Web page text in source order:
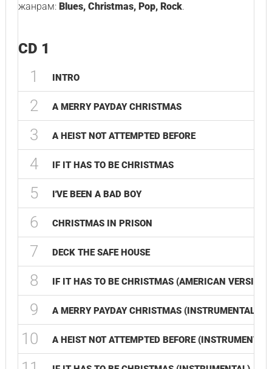
жанрам: Blues, Christmas, Pop, Rock.
CD 1
1 INTRO
2 A MERRY PAYDAY CHRISTMAS
3 A HEIST NOT ATTEMPTED BEFORE
4 IF IT HAS TO BE CHRISTMAS
5 I'VE BEEN A BAD BOY
6 CHRISTMAS IN PRISON
7 DECK THE SAFE HOUSE
8 IF IT HAS TO BE CHRISTMAS (AMERICAN VERSION)
9 A MERRY PAYDAY CHRISTMAS (INSTRUMENTAL)
10 A HEIST NOT ATTEMPTED BEFORE (INSTRUMENTAL)